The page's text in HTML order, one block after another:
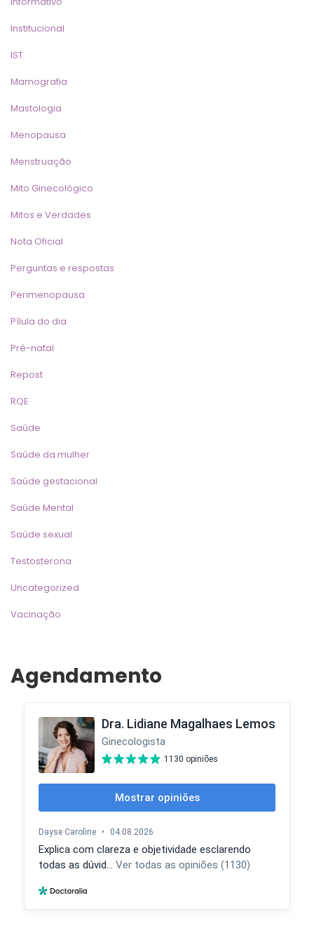
Institucional
IST
Mamografia
Mastologia
Menopausa
Menstruação
Mito Ginecológico
Mitos e Verdade
Nota Oficial
Perguntas e resposta
Perimenopausa
Pílula do dia
Pré-natal
Repost
RQE
Saúde
Saúde da mulher
Saúde gestacional
Saúde Mental
Saúde sexual
Testosterona
Uncategorized
Vacinação
Agendamento